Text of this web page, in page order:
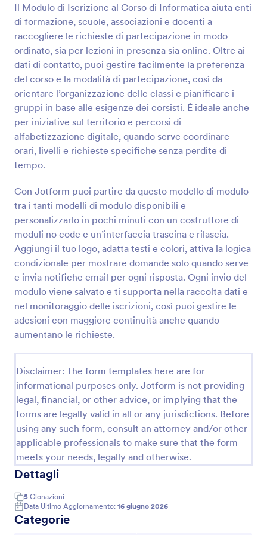
Il Modulo di Iscrizione al Corso di Informatica aiuta enti
di formazione, scuole, associazioni e docenti a
raccogliere le richieste di partecipazione in modo
ordinato, sia per lezioni in presenza sia online. Oltre ai
dati di contatto, puoi gestire facilmente la preferenza
del corso e la modalità di partecipazione, così da
orientare l’organizzazione delle classi e pianificare i
gruppi in base alle esigenze dei corsisti. È ideale anche
per iniziative sul territorio e percorsi di
alfabetizzazione digitale, quando serve coordinare
orari, livelli e richieste specifiche senza perdite di
tempo.
Con Jotform puoi partire da questo modello di modulo
tra i tanti modelli di modulo disponibili e
personalizzarlo in pochi minuti con un costruttore di
moduli no code e un’interfaccia trascina e rilascia.
Aggiungi il tuo logo, adatta testi e colori, attiva la logica
condizionale per mostrare domande solo quando serve
e invia notifiche email per ogni risposta. Ogni invio del
modulo viene salvato e ti supporta nella raccolta dati e
nel monitoraggio delle iscrizioni, così puoi gestire le
adesioni con maggiore continuità anche quando
aumentano le richieste.
Disclaimer: The form templates here are for
informational purposes only. Jotform is not providing
legal, financial, or other advice, or implying that the
forms are legally valid in all or any jurisdictions. Before
using any such form, consult an attorney and/or other
applicable professionals to make sure that the form
meets your needs, legally and otherwise.
Dettagli
5 Clonazioni
Data Ultimo Aggiornamento: 16 giugno 2026
Categorie
Anteprima
Modulo Di Sostituzione Dei Corsi
Gestisci le richieste di sostituzione di un corso
universitario con un modello di modulo Jotform
flusso digitale.
Go to Category:
Moduli per l'Istruzione
Usa Template
Anteprima